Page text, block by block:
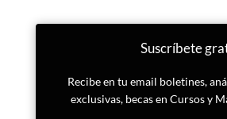
Suscríbete
Recibe en tu email boletines,
exclusivas, becas en Cursos y